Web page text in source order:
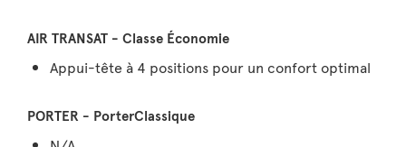
Appui-tête à 4 positions pour un confort optimal